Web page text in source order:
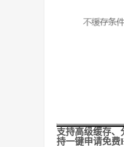
支持高级缓存
持一键申请免费